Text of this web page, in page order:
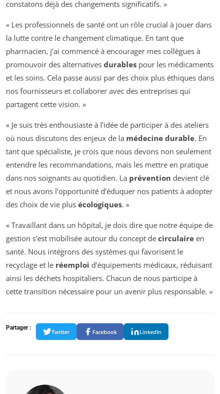
constatons déjà des changements significatifs. »
« Les professionnels de santé ont un rôle crucial à jouer dans
la lutte contre le changement climatique. En tant que
pharmacien, j’ai commencé à encourager mes collègues à
promouvoir des alternatives durables pour les médicaments
et les soins. Cela passe aussi par des choix plus éthiques dans
nos fournisseurs et collaborer avec des entreprises qui
partagent cette vision. »
« Je suis très enthousiaste à l’idée de participer à des ateliers
où nous discutons des enjeux de la médecine durable. En
tant que spécialiste, je crois que nous devons non seulement
entendre les recommandations, mais les mettre en pratique
dans nos soignants au quotidien. La prévention devient clé
et nous avons l’opportunité d’éduquer nos patients à adopter
des choix de vie plus écologiques. »
« Travaillant dans un hôpital, je dois dire que notre équipe de
gestion s’est mobilisée autour du concept de circulaire en
santé. Nous intégrons des systèmes qui favorisent le
recyclage et le réemploi d’équipements médicaux, réduisant
ainsi les déchets hospitaliers. Chacun de nous participe à
cette transition nécessaire pour un avenir plus responsable. »
Partager :
Twitter Facebook LinkedIn